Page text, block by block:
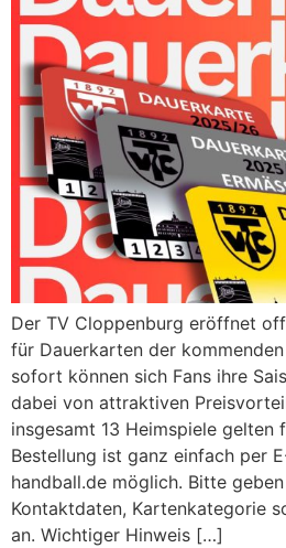
Der TV Cloppenburg eröffnet
für Dauerkarten der
sofort können sich Fans ihre
dabei von attraktiven
insgesamt 13 Heimspiele gelten
Bestellung ist ganz einfach per
handball.de möglich. Bitte
Kontaktdaten, Kartenkategorie
an. Wichtiger Hinweis […]